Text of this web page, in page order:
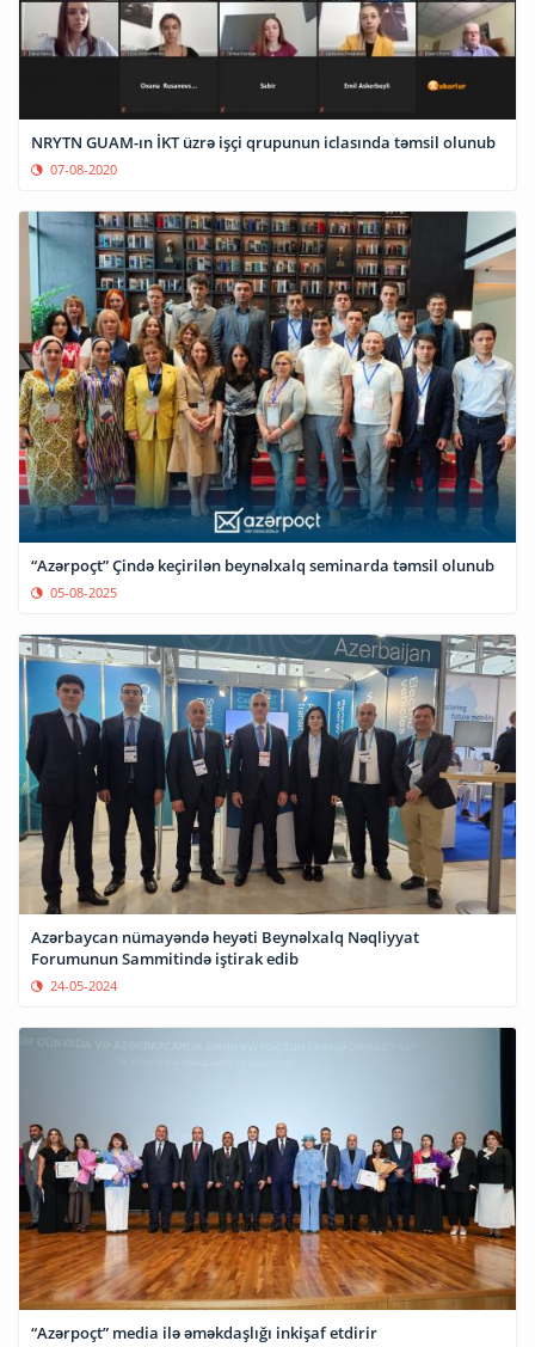
NRYTN GUAM-ın İKT üzrə işçi qrupunun iclasında təmsil olunub
07-08-2020
“Azərpoçt” Çində keçirilən beynəlxalq seminarda təmsil olunub
05-08-2025
Azərbaycan nümayəndə heyəti Beynəlxalq Nəqliyyat
Forumunun Sammitində iştirak edib
24-05-2024
“Azərpoçt” media ilə əməkdaşlığı inkişaf etdirir